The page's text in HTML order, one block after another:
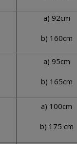
a) 92cm
b) 160cm
a) 95cm
b) 165cm
a) 100cm
b) 175 cm